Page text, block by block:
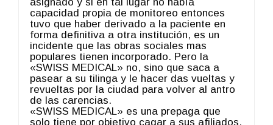
capacidad propia de monitoreo entonces
tuvo que haber derivado a la paciente en
forma definitiva a otra institución, es un
incidente que las obras sociales mas
populares tienen incorporado. Pero la
«SWISS MEDICAL» no, sino que saca a
pasear a su tilinga y le hacer das vueltas y
revueltas por la ciudad para volver al antro
de las carencias.
«SWISS MEDICAL» es una prepaga que
solo tiene por objetivo cagar a sus afiliados,